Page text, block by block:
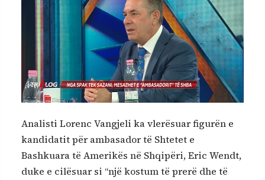
Analisti Lorenc Vangjeli ka vlerësuar figurën e
kandidatit për ambasador të Shtetet e
Bashkuara të Amerikës në Shqipëri, Eric Wendt,
duke e cilësuar si “një kostum të prerë dhe të